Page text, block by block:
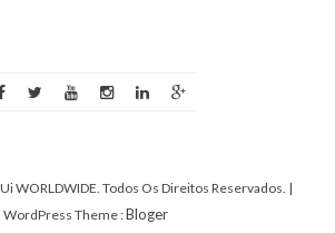
WORLDWIDE. Todos Os Direitos Reservados. |
WordPress Theme :Bloger